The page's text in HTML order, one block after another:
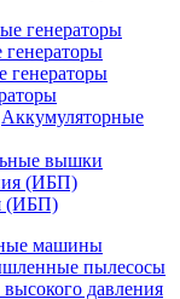
генераторы
генераторы
генераторы
Аккумуляторные
вышки
(ИБП)
машины
пылесосы
давления